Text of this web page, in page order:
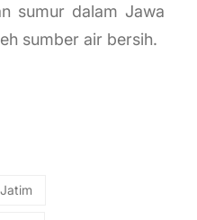
sumur dalam Jawa
sumber air bersih.